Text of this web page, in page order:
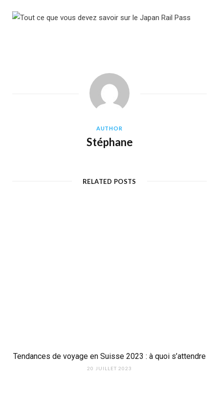
AUTHOR
Stéphane
RELATED POSTS
Tendances de voyage en Suisse 2023 : à quoi s’attendre
20 JUILLET 2023